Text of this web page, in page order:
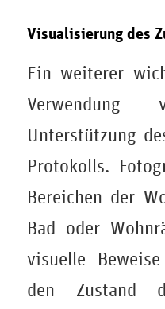
Visualisierung des
Ein weiterer
Unterstützung
Protokolls.
Bereichen der
Bad oder
visuelle
den Zustand